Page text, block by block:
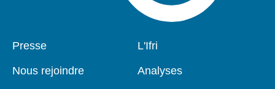
Pied
Presse
Nous rejoindre
Navigation
L'Ifri
Analyses